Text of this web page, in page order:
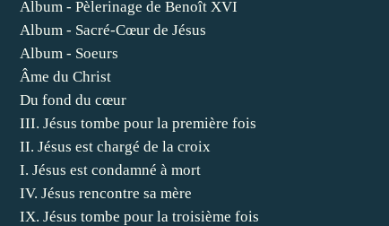
Album - Pèlerinage de Benoît XVI
Album - Sacré-Cœur de Jésus
Album - Soeurs
Âme du Christ
Du fond du cœur
III. Jésus tombe pour la première fois
II. Jésus est chargé de la croix
I. Jésus est condamné à mort
IV. Jésus rencontre sa mère
IX. Jésus tombe pour la troisième fois